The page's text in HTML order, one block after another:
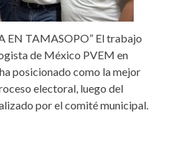
EN TAMASOPO” El trabajo
de México PVEM en
posicionado como la mejor
electoral, luego del
por el comité municipal.